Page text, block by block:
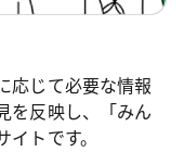
応じて必要な情報
を反映し、「みん
トです。